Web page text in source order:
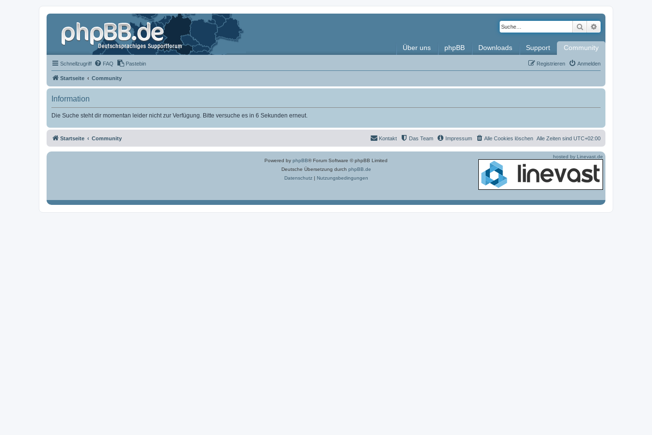
Suche
Über uns phpBB Downloads Support Community
Schnellzugriff FAQ Pastebin Anmelden
Registrieren
Startseite Community
Information
Die Suche steht dir momentan leider nicht zur Verfügung. Bitte versuche es in 6 Sekunden erneut.
Startseite Community Alle Zeiten sind UTC+02:00
Alle Cookies löschen
Impressum
Das Team
Kontakt
Powered by phpBB® Forum Software © phpBB Limited
Deutsche Übersetzung durch phpBB.de
Datenschutz| Nutzungsbedingungen
hosted by Linevast.de